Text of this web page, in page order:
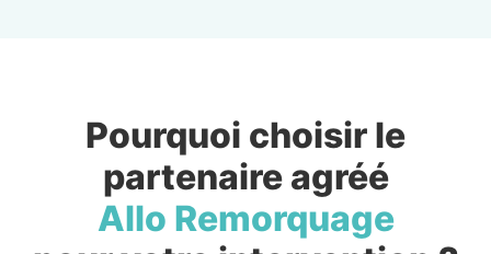
Pourquoi choisir le
partenaire agréé
Allo Remorquage